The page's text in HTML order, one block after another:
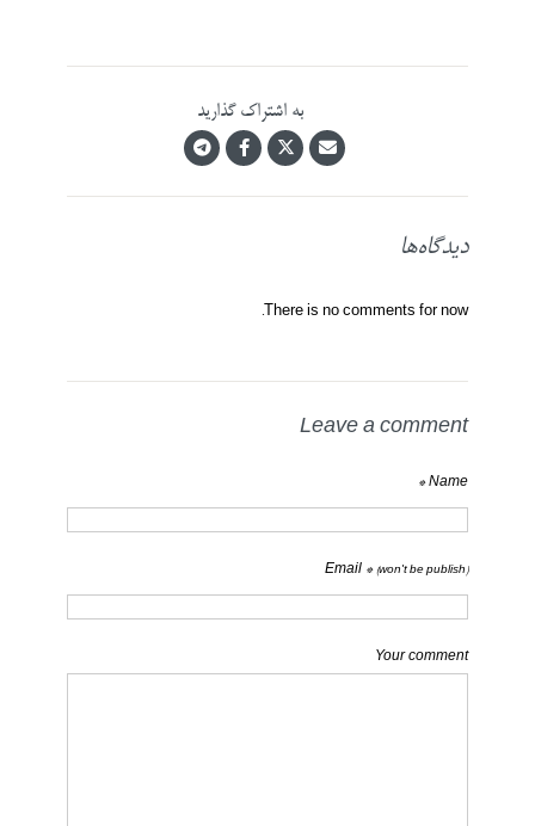
به اشتراک گذارید
دیدگاه‌ها
There is no comments for now.
Leave a comment
Name *
Email * (won't be publish)
Your comment